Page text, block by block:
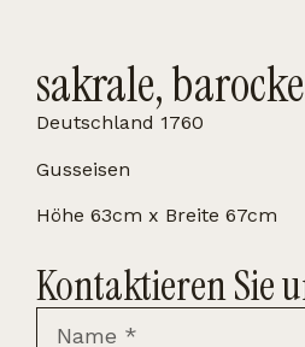
sakrale,
Deutschland 1760
Gusseisen
Höhe 63cm x Breite 67cm
Kontaktieren Sie